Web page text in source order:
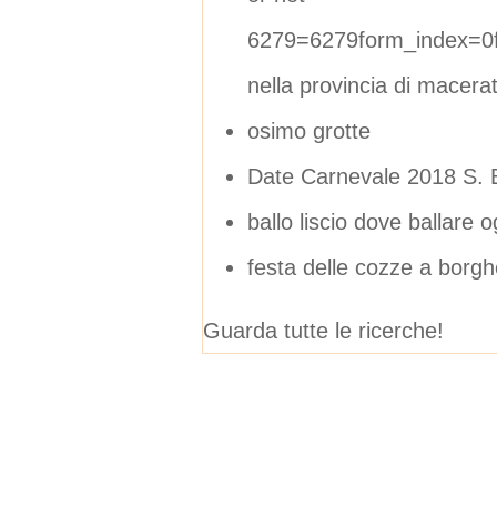
nella provincia di
osimo grotte
Date Carnevale 2018 S.
ballo liscio dove ballare
festa delle cozze a
Guarda tutte le ricerche!